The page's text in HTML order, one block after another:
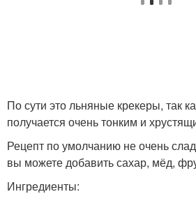
По сути это льняные крекеры, так
получается очень тонким и
Рецепт по умолчанию не очень
вы можете добавить сахар, мёд,
Ингредиенты: